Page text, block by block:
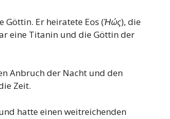
Er heiratete Eos (Ἠώς), die
eine Titanin und die Göttin der
Anbruch der Nacht und den
Zeit.
hatte einen weitreichenden